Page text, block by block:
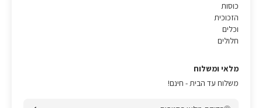
כוסות
הזכוכית
וכלים
חלולים
מלאי ומשלוח
משלוח עד הבית - חינם!